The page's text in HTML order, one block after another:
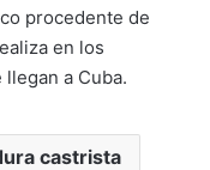
procedente de
en los
a Cuba.
castrista